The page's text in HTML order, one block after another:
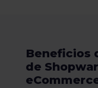
Beneficios
de